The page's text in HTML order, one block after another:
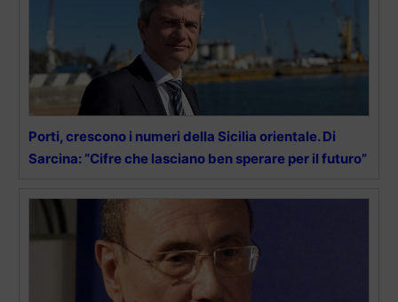
Porti, crescono i numeri della Sicilia orientale. Di
Sarcina: “Cifre che lasciano ben sperare per il futuro”